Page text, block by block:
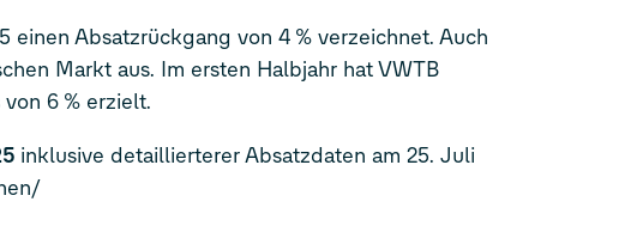
einen Absatzrückgang von 4 % verzeichnet. Auch
Markt aus. Im ersten Halbjahr hat VWTB
6 % erzielt.
inklusive detaillierterer Absatzdaten am 25. Juli